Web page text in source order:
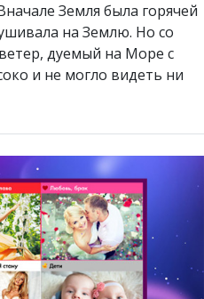
Земля была горячей
на Землю. Но со
дуемый на Море с
и не могло видеть ни